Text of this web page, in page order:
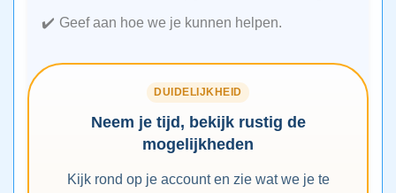
Geef aan hoe we je kunnen helpen.
DUIDELIJKHEID
Neem je tijd, bekijk rustig de
mogelijkheden
Kijk rond op je account en zie wat we je te